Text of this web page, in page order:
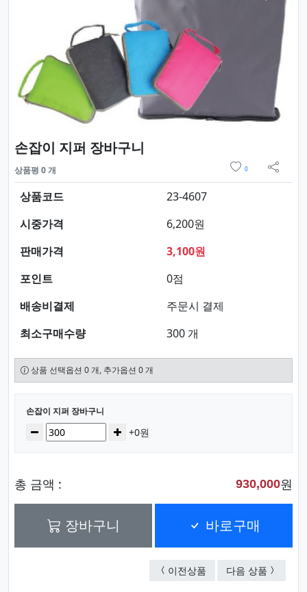
손잡이 지퍼 장바구니
상품평 0 개 0
sns 공
상품코드
23-4607
시중가격
6,200원
판매가격
3,100원
포인트
0점
배송비결제
주문시 결제
최소구매수량
300 개
상품 선택옵션 0 개, 추가옵션 0 개
선택된 옵션
손잡이 지퍼 장바구니
수량감소 증가+0원
총 금액 : 930,000원
장바구니 바로구매
이전상품 NEW주머니형 패션장
다음 상품 NEW마